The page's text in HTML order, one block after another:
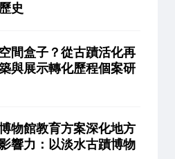
史
間盒子？從古蹟活化再
與展示轉化歷程個案研
物館教育方案深化地方
響力：以淡水古蹟博物